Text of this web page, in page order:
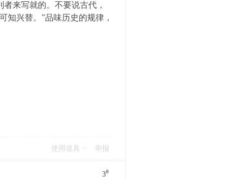
来写就的。不要说古代，
知兴替。”品味历史的规律，
使用道具 举报
3#